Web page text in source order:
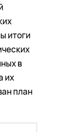
итоги
в
их
план